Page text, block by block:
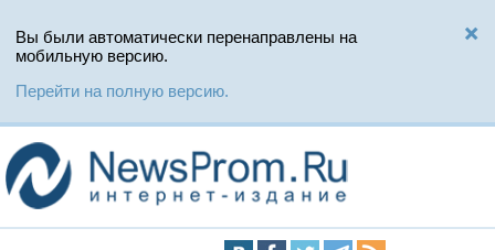
Вы были автоматически перенаправлены на
мобильную версию.
Перейти на полную версию.